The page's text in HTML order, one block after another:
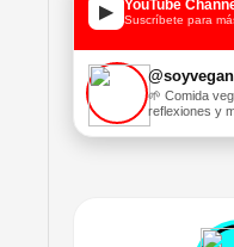
▶ YouTube
Suscríbete para
🌱 Comida
reflexiones y